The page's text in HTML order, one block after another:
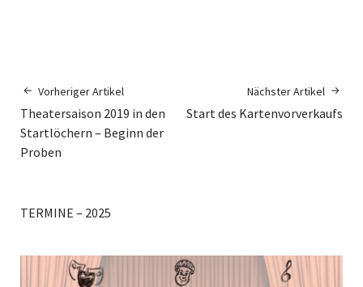
Vorheriger Artikel
Theatersaison 2019 in den
Startlöchern – Beginn der
Proben
Nächster Artikel
Start des Kartenvorverkaufs
TERMINE – 2025